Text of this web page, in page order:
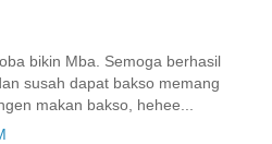
bikin Mba. Semoga berhasil
susah dapat bakso memang
makan bakso, hehee...